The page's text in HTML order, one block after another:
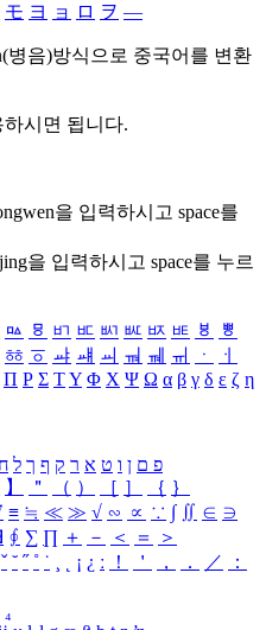
モ ヨ ョ ロ ヲ ―
병음)방식으로 중국어를 변환
시면 됩니다.
을 입력하시고 space를
을 입력하시고 space를 누르
ㅰ ㅱ ㅲ ㅳ ㅴ ㅵ ㅶ ㅷ ㅸ
ㅹ
ㆅ ㆆ ㆇ ㆈ ㆉ ㆊ ㆋ ㆌ ㆍ
ㆎ
Π Ρ Σ ΤΥ Φ Χ Ψ Ω α β γ δ ε ζ η
פ ם ן ו ט א ר ק ף ך ל ח
】 ＂ （ ） ［ ］ ｛ ｝
≡ ≒ ≪ ≫ √ ∽ ∝ ∵ ∫ ∬ ∈ ∋
∮ ∑ ∏ ＋ － ＜ ＝
＞
ˇ ˘ ˝ ˚ ˙ ¸ ¡ ¿ ː ！ ＇ ， ． ／
：
₄